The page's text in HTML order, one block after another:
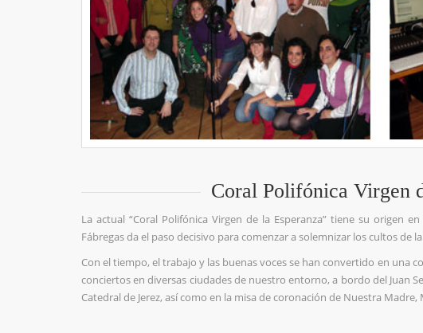
Coral Polifónica Virgen
La actual “Coral Polifónica Virgen de la Esperanza” tiene su origen
Fábregas da el paso decisivo para comenzar a solemnizar los cultos de
Con el tiempo, el trabajo y las buenas voces se han convertido en una
conciertos en diversas ciudades de nuestro entorno, a bordo del Juan
Catedral de Jerez, así como en la misa de coronación de Nuestra Madre,